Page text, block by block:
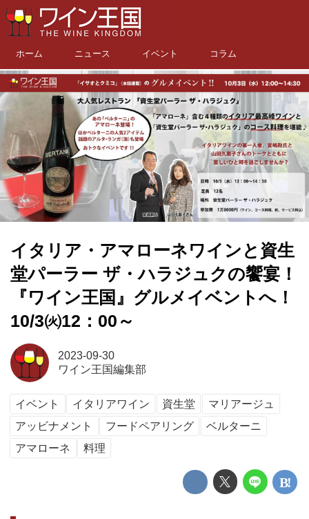
ホーム ニュース イベント コラム
イタリア・アマローネワインと資生
堂パーラー ザ・ハラジュクの饗宴！
『ワイン王国』グルメイベントへ！
10/3㈫12：00～
2023-09-30
ワイン王国編集部
イベント イタリアワイン 資生堂
マリアージュ
アッビナメント
フードペアリング
ベルターニ
アマローネ
料理